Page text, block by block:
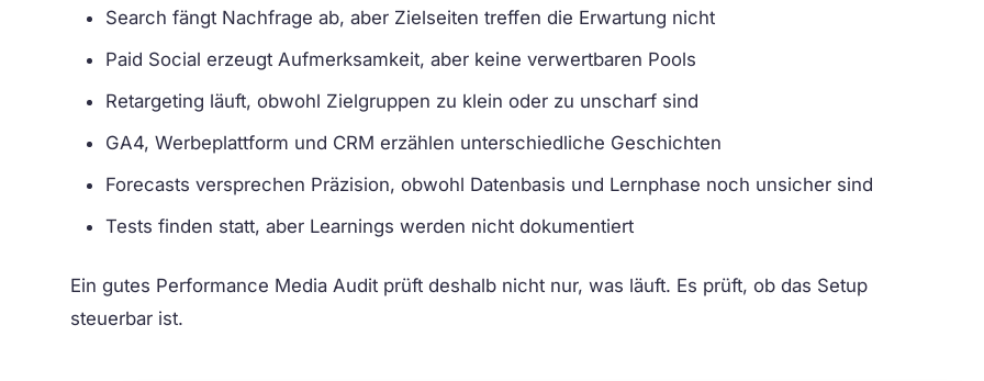
Search fängt Nachfrage ab, aber Zielseiten treffen die Erwartung nicht
Paid Social erzeugt Aufmerksamkeit, aber keine verwertbaren Pools
Retargeting läuft, obwohl Zielgruppen zu klein oder zu unscharf sind
GA4, Werbeplattform und CRM erzählen unterschiedliche Geschichten
Forecasts versprechen Präzision, obwohl Datenbasis und Lernphase noch unsicher sind
Tests finden statt, aber Learnings werden nicht dokumentiert
Ein gutes Performance Media Audit prüft deshalb nicht nur, was läuft. Es prüft, ob das Setup
steuerbar ist.